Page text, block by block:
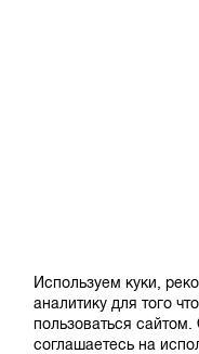
Используем куки,
аналитику для того
пользоваться
соглашаетесь на